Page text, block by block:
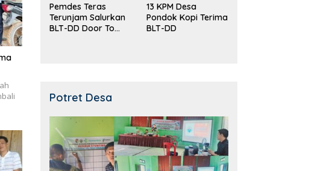
Pemdes Teras
Terunjam Salurkan
BLT-DD Door To
13 KPM Desa
Pondok Kopi Terima
BLT-DD
Potret Desa